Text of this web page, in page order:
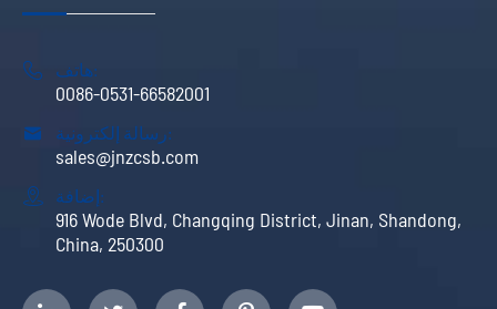
 هاتف:
0086-0531-66582001
 رسالة إلكترونية:
sales@jnzcsb.com
 إضافة:
916 Wode Blvd, Changqing District, Jinan, Shandong,
China, 250300